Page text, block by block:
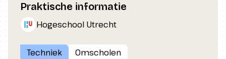
Praktische informatie
Hogeschool Utrecht
Techniek
Omscholen